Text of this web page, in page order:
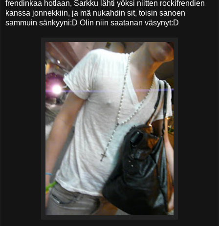
frendinkaa hotlaan, Sarkku lähti yöksi niitten rockifrendien
kanssa jonnekkiin, ja mä nukahdin sit, toisin sanoen
sammuin sänkyyni:D Olin niin saatanan väsynyt:D